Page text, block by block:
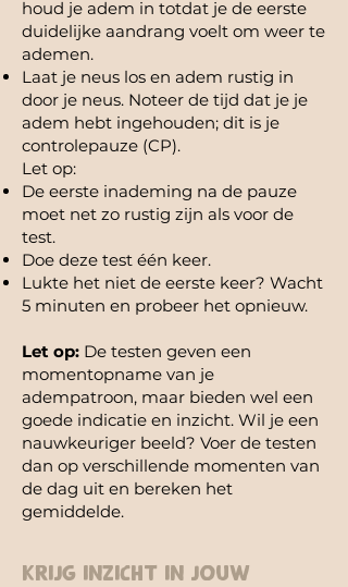
houd je adem in totdat je de eerste
duidelijke aandrang voelt om weer te
ademen.
Laat je neus los en adem rustig in
door je neus. Noteer de tijd dat je je
adem hebt ingehouden; dit is je
controlepauze (CP).
Let op:
De eerste inademing na de pauze
moet net zo rustig zijn als voor de
test.
Doe deze test één keer.
Lukte het niet de eerste keer? Wacht
5 minuten en probeer het opnieuw.
Let op: De testen geven een
momentopname van je
adempatroon, maar bieden wel een
goede indicatie en inzicht. Wil je een
nauwkeuriger beeld? Voer de testen
dan op verschillende momenten van
de dag uit en bereken het
gemiddelde.
KRIJG INZICHT IN Jouw